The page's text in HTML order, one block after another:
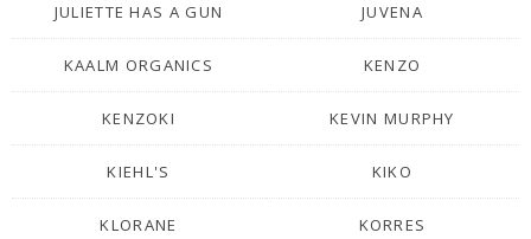
JULIETTE HAS A GUN JUVENA
KAALM ORGANICS KENZO
KENZOKI KEVIN MURPHY
KIEHL'S KIKO
KLORANE KORRES